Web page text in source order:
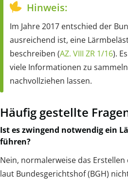
Hinweis:
Im Jahre 2017 entschied der
ausreichend ist, eine
beschreiben (AZ. VIII ZR 1/16).
viele Informationen zu
nachvollziehen lassen.
Häufig gestellte
Ist es zwingend notwendig ein
führen?
Nein, normalerweise das
laut Bundesgerichtshof (BGH)